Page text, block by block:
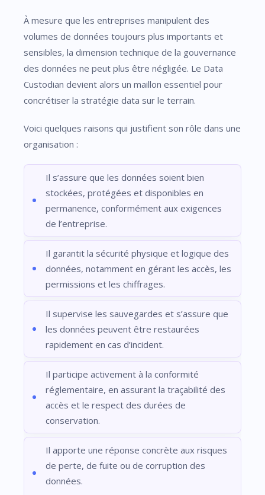
À mesure que les entreprises manipulent des
volumes de données toujours plus importants et
sensibles, la dimension technique de la gouvernance
des données ne peut plus être négligée. Le Data
Custodian devient alors un maillon essentiel pour
concrétiser la stratégie data sur le terrain.
Voici quelques raisons qui justifient son rôle dans une
organisation :
Il s’assure que les données soient bien
stockées, protégées et disponibles en
permanence, conformément aux exigences
de l’entreprise.
Il garantit la sécurité physique et logique des
données, notamment en gérant les accès, les
permissions et les chiffrages.
Il supervise les sauvegardes et s’assure que
les données peuvent être restaurées
rapidement en cas d’incident.
Il participe activement à la conformité
réglementaire, en assurant la traçabilité des
accès et le respect des durées de
conservation.
Il apporte une réponse concrète aux risques
de perte, de fuite ou de corruption des
données.